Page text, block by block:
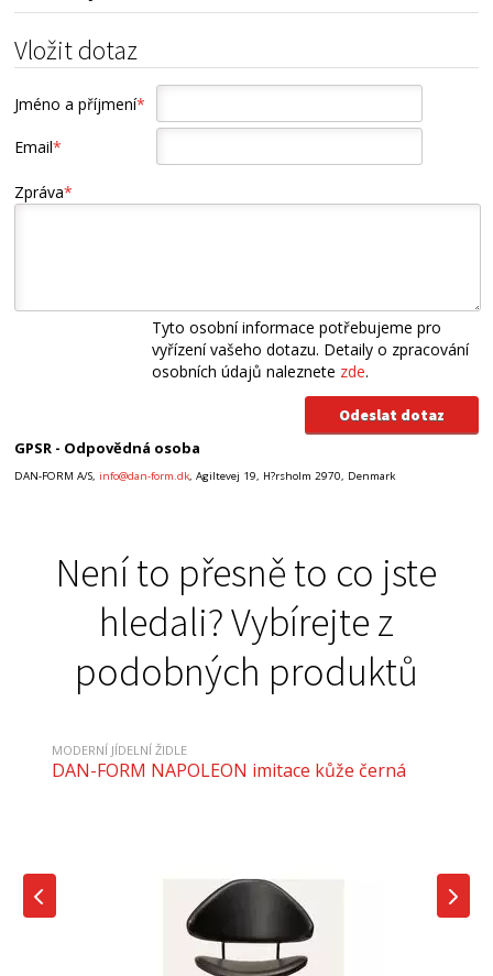
Vložit dotaz
Jméno a příjmení*
Email*
Zpráva*
Tyto osobní informace potřebujeme pro
vyřízení vašeho dotazu. Detaily o zpracování
osobních údajů naleznete zde.
GPSR - Odpovědná osoba
DAN-FORM A/S, info@dan-form.dk, Agiltevej 19, H?rsholm 2970, Denmark
Není to přesně to co jste
hledali? Vybírejte z
podobných produktů
MODERNÍ JÍDELNÍ ŽIDLE
DAN-FORM NAPOLEON imitace kůže černá